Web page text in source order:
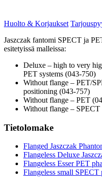
Huolto & Korjaukset
Jaszczak fantomi SPECT ja
esitetyissä malleissa:
Deluxe – high to very
PET systems (043-750)
Without flange – PET/
positioning (043-757)
Without flange – PET
Without flange – SPECT
Tietolomake
Flanged Jaszczak
Flangeless Deluxe
Flangeless Esser PET
Flangeless small SPECT